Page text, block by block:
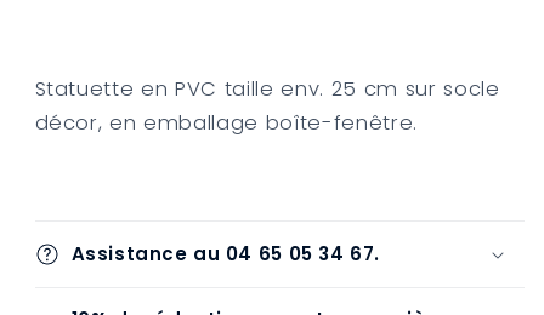
Man
Lamppost
Man
Lamppost
Statuette en PVC taille env. 25 cm sur socle
décor, en emballage boîte-fenêtre.
Assistance au 04 65 05 34 67.